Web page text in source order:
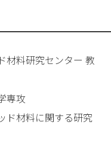
材料研究センター 教
専攻
ド材料に関する研究